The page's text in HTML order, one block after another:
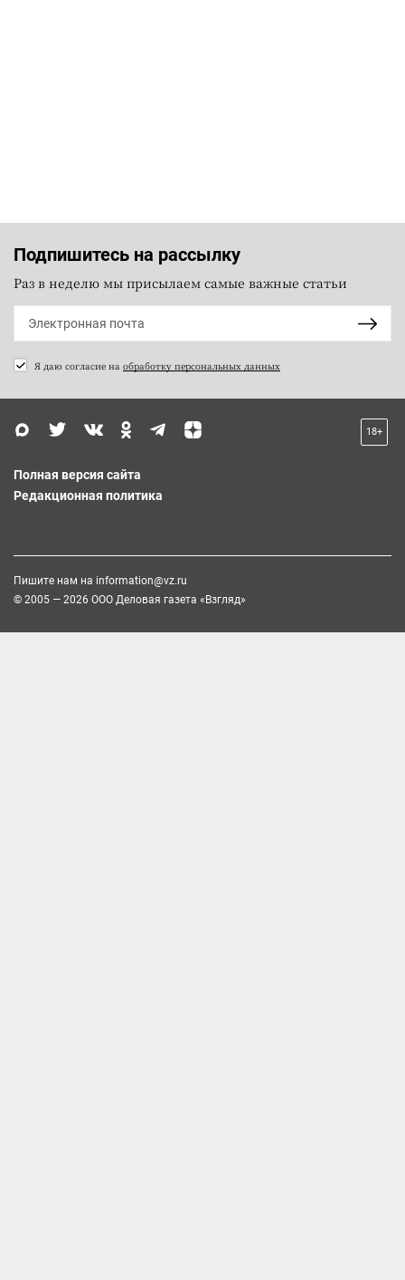
Подпишитесь на рассылку
Раз в неделю мы присылаем самые важные статьи
Я даю согласие на обработку персональных данных
18+
Полная версия сайта
Редакционная политика
Пишите нам на information@vz.ru
© 2005 — 2026 ООО Деловая газета «Взгляд»